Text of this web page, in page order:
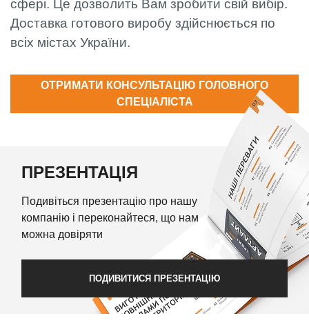
сфері. Це дозволить Вам зробити свій вибір.
Доставка готового виробу здійснюється по
всіх містах України.
ОТРИМАТИ КОНСУЛЬТАЦІЮ ГОЛОВНОГО
СПЕЦІАЛІСТА
ПРЕЗЕНТАЦІЯ
Подивіться презентацію про нашу
компанію і переконайтеся, що нам
можна довіряти
ПОДИВИТИСЯ ПРЕЗЕНТАЦІЮ